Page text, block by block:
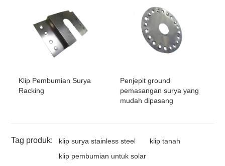
Klip Pembumian Surya
Racking
Penjepit ground
pemasangan surya yang
mudah dipasang
Tag produk: klip surya stainless steel
klip tanah
klip pembumian untuk solar